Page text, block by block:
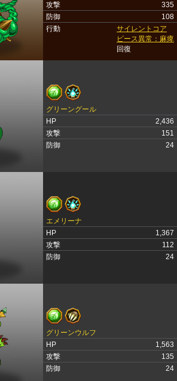
攻撃
335
防御
108
行動
サイレントコア
ピース異常：麻痺
回復
グリーングール
HP
2,436
攻撃
151
防御
24
エメリーナ
HP
1,367
攻撃
112
防御
24
グリーンウルフ
HP
1,563
攻撃
135
防御
24